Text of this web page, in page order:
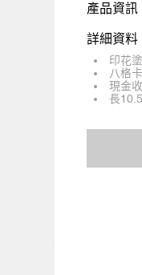
產品資訊
詳細資料
印花
八格
現金
長